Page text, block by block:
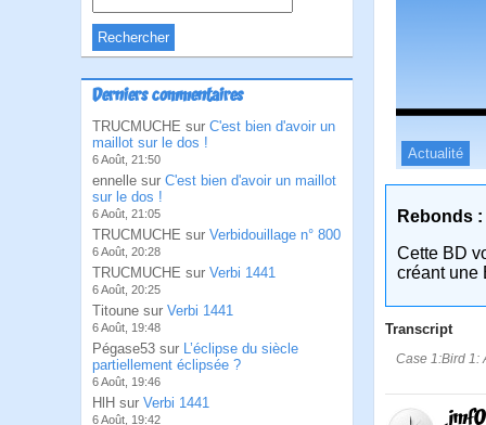
Derniers commentaires
TRUCMUCHE sur C'est bien d'avoir un
maillot sur le dos !
6 Août, 21:50
ennelle sur C'est bien d'avoir un maillot
sur le dos !
6 Août, 21:05
TRUCMUCHE sur Verbidouillage n° 800
6 Août, 20:28
TRUCMUCHE sur Verbi 1441
6 Août, 20:25
Titoune sur Verbi 1441
6 Août, 19:48
Pégase53 sur L’éclipse du siècle
partiellement éclipsée ?
6 Août, 19:46
HlH sur Verbi 1441
6 Août, 19:42
Actualité
Rebonds :
Cette BD
créant une
Transcript
Case 1:Bird 1: